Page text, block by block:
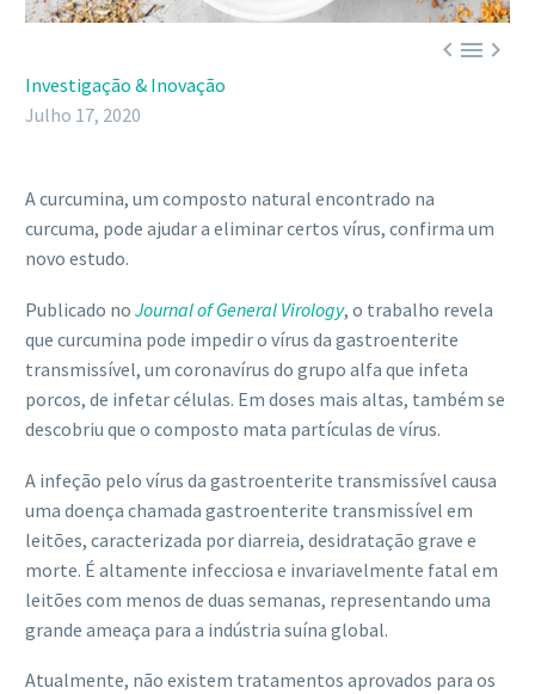

Investigação & Inovação
Julho 17, 2020
A curcumina, um composto natural encontrado na
curcuma, pode ajudar a eliminar certos vírus, confirma um
novo estudo.
Publicado no Journal of General Virology, o trabalho revela
que curcumina pode impedir o vírus da gastroenterite
transmissível, um coronavírus do grupo alfa que infeta
porcos, de infetar células. Em doses mais altas, também se
descobriu que o composto mata partículas de vírus.
A infeção pelo vírus da gastroenterite transmissível causa
uma doença chamada gastroenterite transmissível em
leitões, caracterizada por diarreia, desidratação grave e
morte. É altamente infecciosa e invariavelmente fatal em
leitões com menos de duas semanas, representando uma
grande ameaça para a indústria suína global.
Atualmente, não existem tratamentos aprovados para os